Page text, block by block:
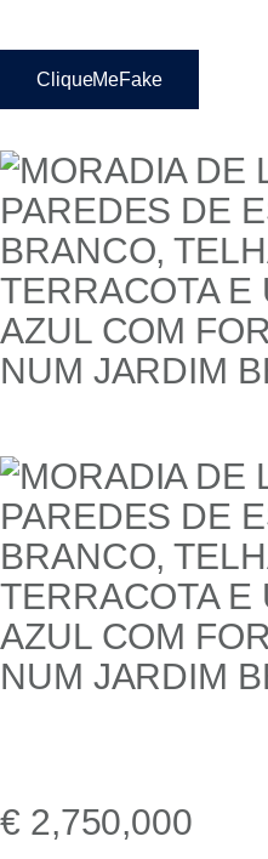
CliqueMeFake
€ 2,750,000